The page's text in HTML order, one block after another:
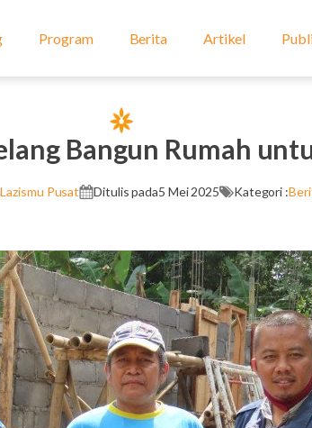
Program Berita Artikel
Bangun Rumah
Lazismu Pusat Ditulis pada5 Mei 2025 Kategori :